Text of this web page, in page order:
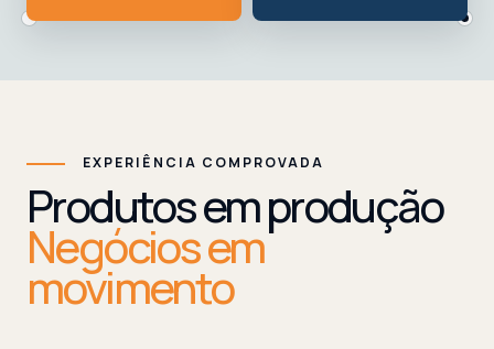
EXPERIÊNCIA COMPROVADA
Produtos em produção
Negócios em
movimento